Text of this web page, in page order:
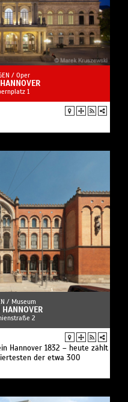
/ Oper
1
/ Museum
HANNOVER
2
Hannover 1832 – heute zählt
der etwa 300